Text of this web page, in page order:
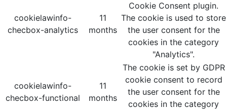
cookielawinfo-
checbox-analytics
11
months
Cookie Consent plugin.
The cookie is used to store
the user consent for the
cookies in the category
"Analytics".
cookielawinfo-
checbox-functional
11
months
The cookie is set by GDPR
cookie consent to record
the user consent for the
cookies in the category